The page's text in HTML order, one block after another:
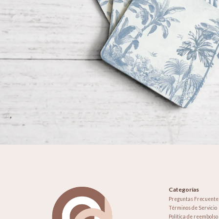
Categorías
Preguntas
Términos de Servicio
Política de reembolso